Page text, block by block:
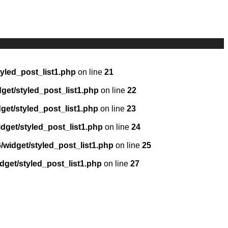
on line 21
styled_post_list1.php on line 22
styled_post_list1.php on line 23
styled_post_list1.php on line 24
widget/styled_post_list1.php on line 25
styled_post_list1.php on line 27